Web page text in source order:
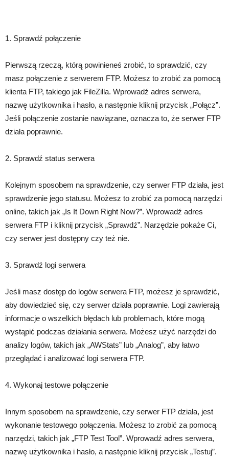
1. Sprawdź połączenie
Pierwszą rzeczą, którą powinieneś zrobić, to sprawdzić, czy
masz połączenie z serwerem FTP. Możesz to zrobić za pomocą
klienta FTP, takiego jak FileZilla. Wprowadź adres serwera,
nazwę użytkownika i hasło, a następnie kliknij przycisk „Połącz”.
Jeśli połączenie zostanie nawiązane, oznacza to, że serwer FTP
działa poprawnie.
2. Sprawdź status serwera
Kolejnym sposobem na sprawdzenie, czy serwer FTP działa, jest
sprawdzenie jego statusu. Możesz to zrobić za pomocą narzędzi
online, takich jak „Is It Down Right Now?”. Wprowadź adres
serwera FTP i kliknij przycisk „Sprawdź”. Narzędzie pokaże Ci,
czy serwer jest dostępny czy też nie.
3. Sprawdź logi serwera
Jeśli masz dostęp do logów serwera FTP, możesz je sprawdzić,
aby dowiedzieć się, czy serwer działa poprawnie. Logi zawierają
informacje o wszelkich błędach lub problemach, które mogą
wystąpić podczas działania serwera. Możesz użyć narzędzi do
analizy logów, takich jak „AWStats” lub „Analog”, aby łatwo
przeglądać i analizować logi serwera FTP.
4. Wykonaj testowe połączenie
Innym sposobem na sprawdzenie, czy serwer FTP działa, jest
wykonanie testowego połączenia. Możesz to zrobić za pomocą
narzędzi, takich jak „FTP Test Tool”. Wprowadź adres serwera,
nazwę użytkownika i hasło, a następnie kliknij przycisk „Testuj”.